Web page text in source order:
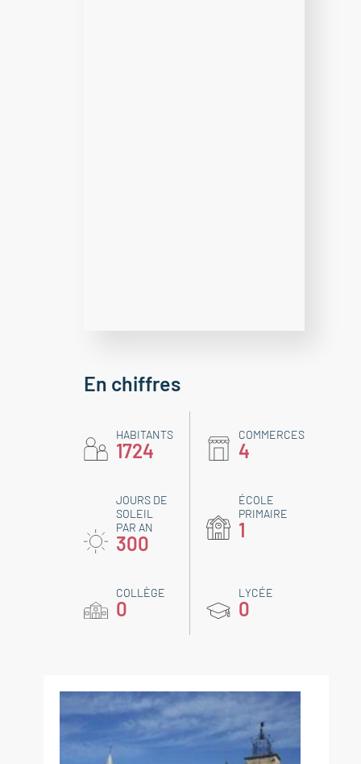
En chiffres
HABITANTS
1724
COMMERCES
4
JOURS DE
SOLEIL
PAR AN
300
ÉCOLE
PRIMAIRE
1
COLLÈGE
0
LYCÉE
0